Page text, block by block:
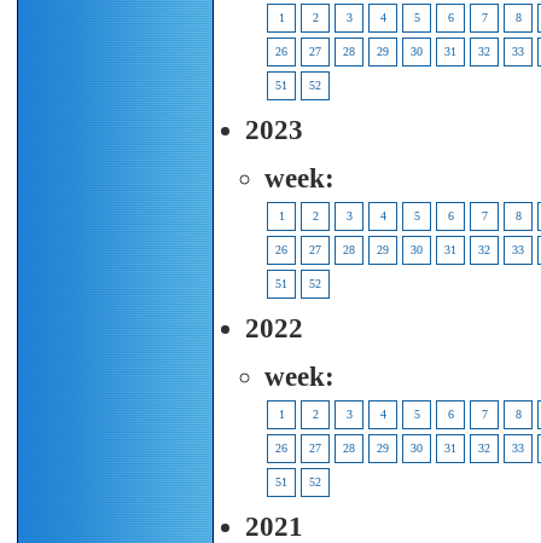
1 2 3 4 5 6 7 8
26 27 28 29 30 31 32 33
51 52
2023
week:
1 2 3 4 5 6 7 8
26 27 28 29 30 31 32 33
51 52
2022
week:
1 2 3 4 5 6 7 8
26 27 28 29 30 31 32 33
51 52
2021